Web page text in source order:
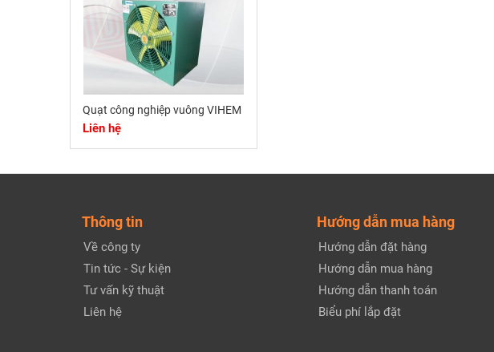
Quạt công nghiệp vuông VIHEM
Liên hệ
Thông tin
Về công ty
Tin tức - Sự kiện
Tư vấn kỹ thuật
Liên hệ
Hướng dẫn mua hàng
Hướng dẫn đặt hàng
Hướng dẫn mua hàng
Hướng dẫn thanh toán
Biểu phí lắp đặt